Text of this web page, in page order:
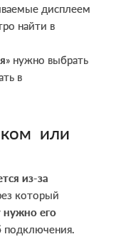
дисплеем
найти в
» нужно выбрать
в
или
из-за
который
нужно его
подключения.